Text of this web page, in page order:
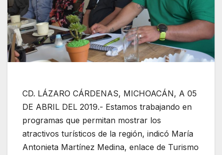
CD. LÁZARO CÁRDENAS, MICHOACÁN, A 05
DE ABRIL DEL 2019.- Estamos trabajando en
programas que permitan mostrar los
atractivos turísticos de la región, indicó María
Antonieta Martínez Medina, enlace de Turismo